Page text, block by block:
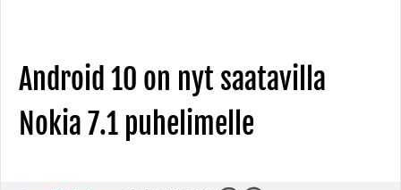
Android 10 on nyt saatavilla
Nokia 7.1 puhelimelle